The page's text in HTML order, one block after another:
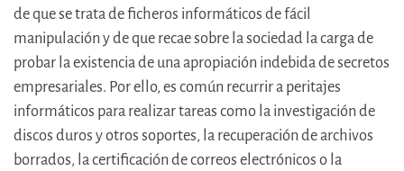
de que se trata de ficheros informáticos de fácil
manipulación y de que recae sobre la sociedad la carga de
probar la existencia de una apropiación indebida de secretos
empresariales. Por ello, es común recurrir a peritajes
informáticos para realizar tareas como la investigación de
discos duros y otros soportes, la recuperación de archivos
borrados, la certificación de correos electrónicos o la